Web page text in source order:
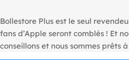
Bollestore Plus est le seul
fans d’Apple seront comblés ! Et
conseillons et nous sommes prêts